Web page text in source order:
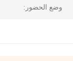
وضع الحضور: